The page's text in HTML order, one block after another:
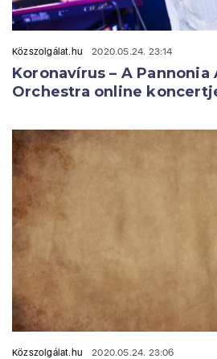
Közszolgálat.hu 2020.05.24. 23:14
Koronavírus – A Pannonia
Orchestra online
Közszolgálat.hu 2020.05.24. 23:06